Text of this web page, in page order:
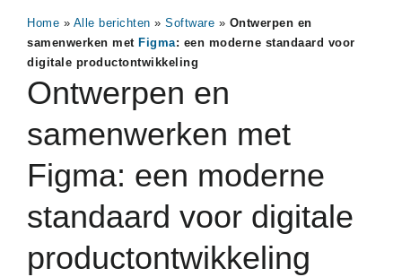
Home » Alle berichten » Software » Ontwerpen en
samenwerken met Figma: een moderne standaard voor
digitale productontwikkeling
Ontwerpen en
samenwerken met
Figma: een moderne
standaard voor digitale
productontwikkeling